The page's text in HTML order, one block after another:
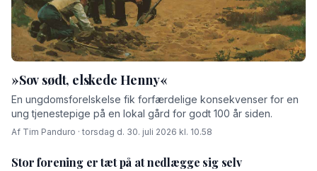
»Sov sødt, elskede Henny«
En ungdomsforelskelse fik forfærdelige konsekvenser for en
ung tjenestepige på en lokal gård for godt 100 år siden.
Af Tim Panduro · torsdag d. 30. juli 2026 kl. 10.58
Stor forening er tæt på at nedlægge sig selv